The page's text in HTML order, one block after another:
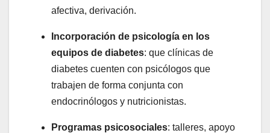
afectiva, derivación.
Incorporación de psicología en los
equipos de diabetes: que clínicas de
diabetes cuenten con psicólogos que
trabajen de forma conjunta con
endocrinólogos y nutricionistas.
Programas psicosociales: talleres, apoyo